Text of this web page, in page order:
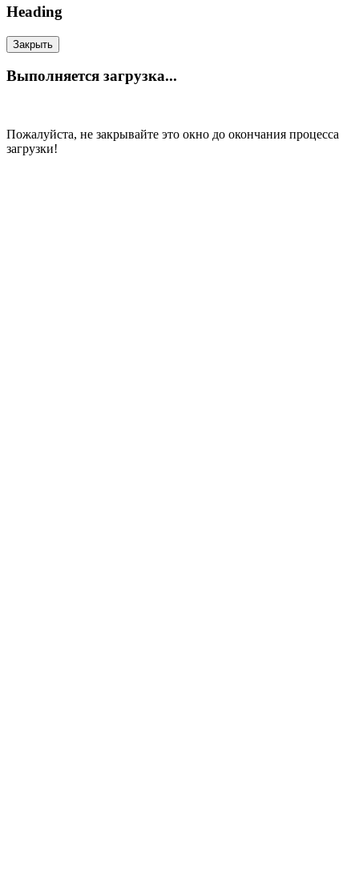
Heading
Закрыть
Выполняется загрузка...
Пожалуйста, не закрывайте это окно до окончания процесса
загрузки!